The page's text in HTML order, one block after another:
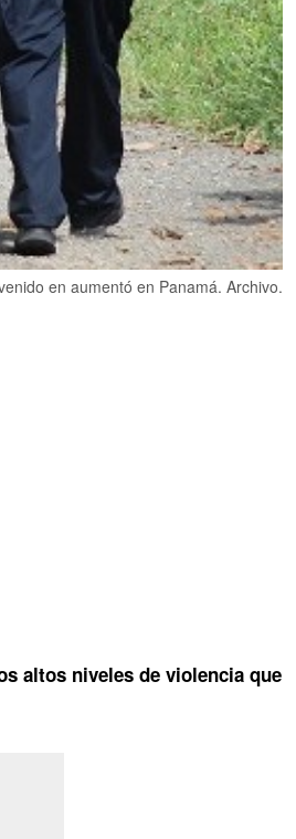
en aumentó en Panamá. Archivo.
altos niveles de violencia que